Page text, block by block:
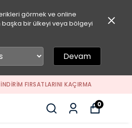
görmek ve online
başka bir ülkeyi veya bölgeyi
Devam
FIRSATLARINI KAÇIRMA
0